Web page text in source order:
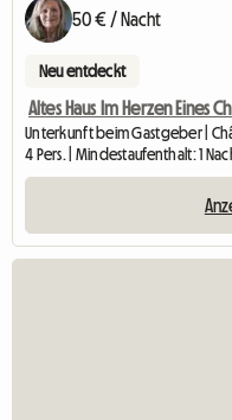
50 € / Nacht
Neu entdeckt
Altes Haus Im Herzen Eines
Unterkunft beim Gastgeber |
4 Pers. | Mindestaufenthalt: 1